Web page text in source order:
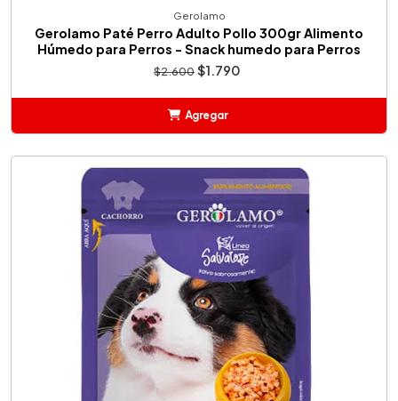
Gerolamo
Gerolamo Paté Perro Adulto Pollo 300gr Alimento
Húmedo para Perros - Snack humedo para Perros
$2.600$1.790
Agregar